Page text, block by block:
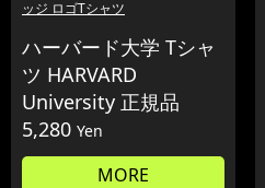
ッジ ロゴTシャツ
ハーバード大学 Tシャ
ツ HARVARD
University 正規品
5,280 Yen
MORE